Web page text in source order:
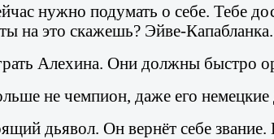
нужно подумать о себе. Тебе
на это скажешь? Эйве-
Алехина. Они должны быстро
не чемпион, даже его
дьявол. Он вернёт себе